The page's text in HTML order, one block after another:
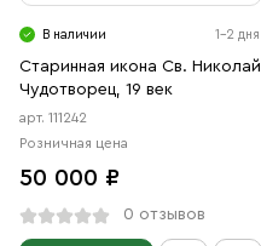
В наличии 1-2 дня
Старинная икона Св. Николай
Чудотворец, 19 век
арт. 111242
Розничная цена
50 000 ₽
0 отзывов